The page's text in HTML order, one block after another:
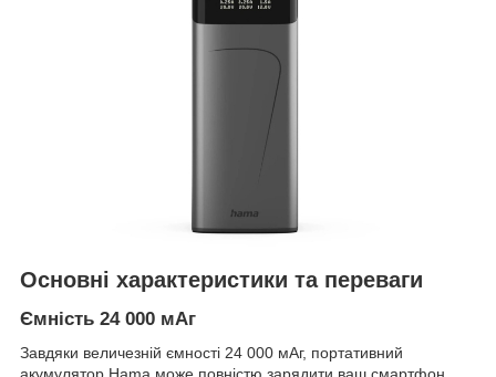
Основні характеристики та переваги
Ємність 24 000 мАг
Завдяки величезній ємності 24 000 мАг, портативний